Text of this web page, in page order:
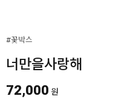
#꽃박스
너만을사랑해
72,000 원